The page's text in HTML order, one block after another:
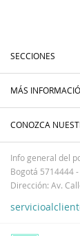
SECCIONES
MÁS
CONOZCA
Info general del
Bogotá 5714444
Dirección: Av.